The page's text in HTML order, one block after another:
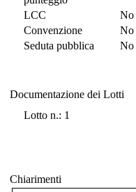
LCC
No
Convenzione
No
Seduta pubblica
No
Documentazione dei Lotti
Lotto n.: 1
Chiarimenti